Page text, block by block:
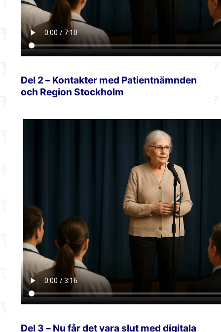
Del 2 – Kontakter med Patientnämnden
och Region Stockholm
Del 3 – Nu får det vara slut med digitala